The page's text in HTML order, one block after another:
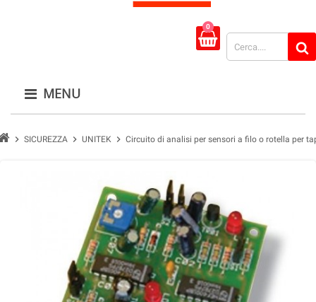
0
MENU
chevron_right SICUREZZA chevron_right UNITEK chevron_right Circuito di analisi per sensori a filo o rotella per